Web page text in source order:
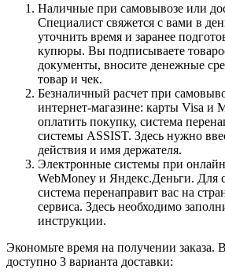
Наличные при самовывозе или
Специалист свяжется с вами в
уточнить время и заранее
купюры. Вы подписываете
документы, вносите денежные
товар и чек.
Безналичный расчет при
интернет-магазине: карты Visa и
оплатить покупку, система
системы ASSIST. Здесь нужно
действия и имя держателя.
Электронные системы при
WebMoney и Яндекс.Деньги. Для
система перенаправит вас на
сервиса. Здесь необходимо
инструкции.
Экономьте время на получении заказа.
доступно 3 варианта доставки: